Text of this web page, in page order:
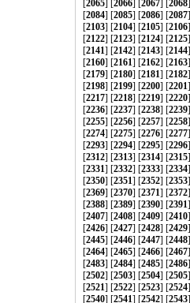
[2065] [2066] [2067] [2068
[2084] [2085] [2086] [2087
[2103] [2104] [2105] [2106
[2122] [2123] [2124] [2125
[2141] [2142] [2143] [2144
[2160] [2161] [2162] [2163
[2179] [2180] [2181] [2182
[2198] [2199] [2200] [2201
[2217] [2218] [2219] [2220
[2236] [2237] [2238] [2239
[2255] [2256] [2257] [2258
[2274] [2275] [2276] [2277
[2293] [2294] [2295] [2296
[2312] [2313] [2314] [2315
[2331] [2332] [2333] [2334
[2350] [2351] [2352] [2353
[2369] [2370] [2371] [2372
[2388] [2389] [2390] [2391
[2407] [2408] [2409] [2410
[2426] [2427] [2428] [2429
[2445] [2446] [2447] [2448
[2464] [2465] [2466] [2467
[2483] [2484] [2485] [2486
[2502] [2503] [2504] [2505
[2521] [2522] [2523] [2524
[2540] [2541] [2542] [2543